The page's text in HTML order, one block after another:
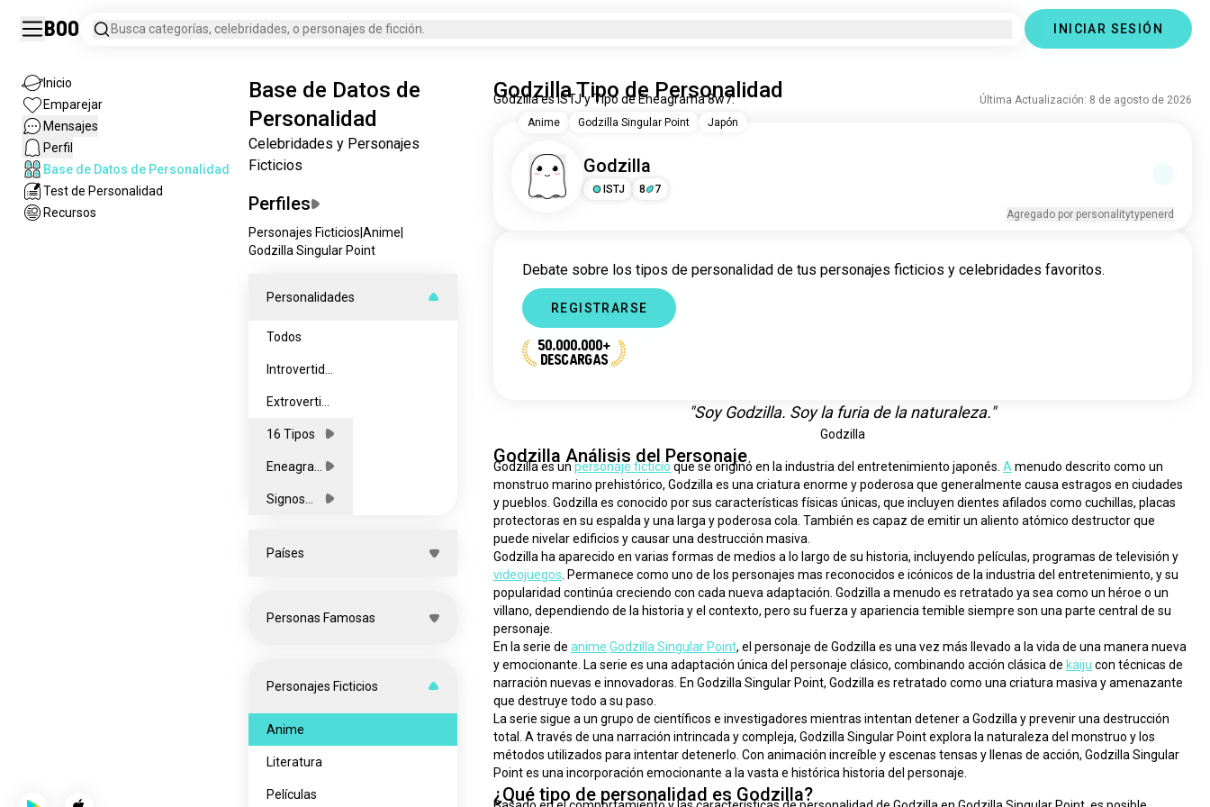
Boo Busca categorías, celebridades, o personajes de ficción. INICIAR SESIÓN
Inicio
Emparejar
Mensajes
Perfil
Base de Datos de Personalidad
Test de Personalidad
Recursos
Base de Datos de
Personalidad
Celebridades y Personajes
Ficticios
Perfiles
Personajes Ficticios Anime
Godzilla Singular Point
Personalidades
Todos
Introvertido
Extrovertid
16 Tipos
Eneagra
Signos
Países
África
Europa
América
Oceanía
América
Personas Famosas
Entretenimiento
Influencers
Músicos
Deportes
Personajes Ficticios
Anime
Literatura
Películas
Godzilla Tipo de Personalidad
Godzilla es ISTJ y Tipo de Eneagrama 8w7. Última Actualización: 8 de agosto de 2026
Godzilla
ISTJ 8 7
Anime Godzilla Singular Point Japón
Agregado por personalitytypenerd
Debate sobre los tipos de personalidad de tus personajes ficticios y celebridades favoritos.
REGISTRARSE
50.000.000+
DESCARGAS
"Soy Godzilla. Soy la furia de la naturaleza."
Godzilla
Godzilla Análisis del Personaje
Godzilla es un personaje ficticio que se originó en la industria del entretenimiento japonés. A menudo descrito como un
monstruo marino prehistórico, Godzilla es una criatura enorme y poderosa que generalmente causa estragos en ciudades
y pueblos. Godzilla es conocido por sus características físicas únicas, que incluyen dientes afilados como cuchillas, placas
protectoras en su espalda y una larga y poderosa cola. También es capaz de emitir un aliento atómico destructor que
puede nivelar edificios y causar una destrucción masiva.
Godzilla ha aparecido en varias formas de medios a lo largo de su historia, incluyendo películas, programas de televisión y
videojuegos . Permanece como uno de los personajes mas reconocidos e icónicos de la industria del entretenimiento, y su
popularidad continúa creciendo con cada nueva adaptación. Godzilla a menudo es retratado ya sea como un héroe o un
villano, dependiendo de la historia y el contexto, pero su fuerza y apariencia temible siempre son una parte central de su
personaje.
En la serie de anime Godzilla Singular Point, el personaje de Godzilla es una vez más llevado a la vida de una manera nueva
y emocionante. La serie es una adaptación única del personaje clásico, combinando acción clásica de kaiju con técnicas de
narración nuevas e innovadoras. En Godzilla Singular Point, Godzilla es retratado como una criatura masiva y amenazante
que destruye todo a su paso.
La serie sigue a un grupo de científicos e investigadores mientras intentan detener a Godzilla y prevenir una destrucción
total. A través de una narración intrincada y compleja, Godzilla Singular Point explora la naturaleza del monstruo y los
métodos utilizados para intentar detenerlo. Con animación increíble y escenas tensas y llenas de acción, Godzilla Singular
Point es una incorporación emocionante a la vasta e histórica historia del personaje.
¿Qué tipo de personalidad es Godzilla?